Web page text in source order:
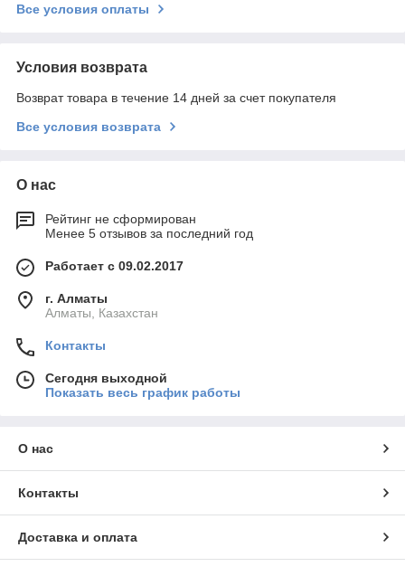
Все условия оплаты
Условия возврата
Возврат товара в течение 14 дней за счет покупателя
Все условия возврата
О нас
Рейтинг не сформирован
Менее 5 отзывов за последний год
Работает с 09.02.2017
г. Алматы
Алматы, Казахстан
Контакты
Сегодня выходной
Показать весь график работы
О нас
Контакты
Доставка и оплата